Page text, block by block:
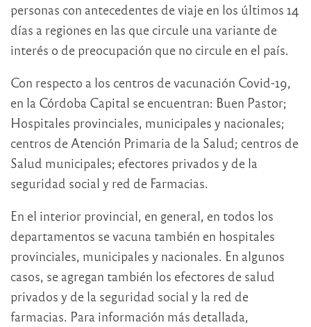
personas con antecedentes de viaje en los últimos 14
días a regiones en las que circule una variante de
interés o de preocupación que no circule en el país.
Con respecto a los centros de vacunación Covid-19,
en la Córdoba Capital se encuentran: Buen Pastor;
Hospitales provinciales, municipales y nacionales;
centros de Atención Primaria de la Salud; centros de
Salud municipales; efectores privados y de la
seguridad social y red de Farmacias.
En el interior provincial, en general, en todos los
departamentos se vacuna también en hospitales
provinciales, municipales y nacionales. En algunos
casos, se agregan también los efectores de salud
privados y de la seguridad social y la red de
farmacias. Para información más detallada,